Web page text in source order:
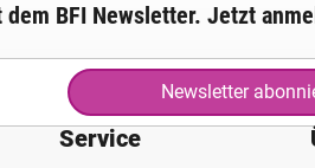
BFI Newsletter. Jetzt
Newsletter
Service